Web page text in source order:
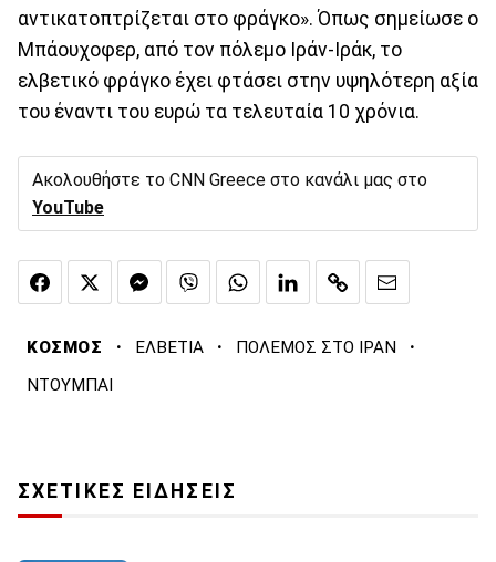
αντικατοπτρίζεται στο φράγκο». Όπως σημείωσε ο
Μπάουχοφερ, από τον πόλεμο Ιράν-Ιράκ, το
ελβετικό φράγκο έχει φτάσει στην υψηλότερη αξία
του έναντι του ευρώ τα τελευταία 10 χρόνια.
Ακολουθήστε το CNN Greece στο κανάλι μας στο
YouTube
ΚΟΣΜΟΣ · ΕΛΒΕΤΙΑ · ΠΟΛΕΜΟΣ ΣΤΟ ΙΡΑΝ ·
ΝΤΟΥΜΠΑΙ
ΣΧΕΤΙΚΕΣ ΕΙΔΗΣΕΙΣ